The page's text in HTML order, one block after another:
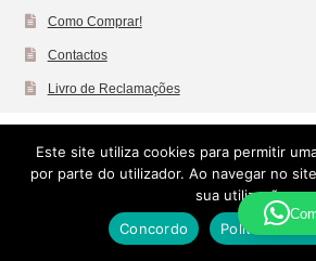
Como Comprar!
Contactos
Livro de Reclamações
Loja
Minha conta
Política de privacidade
Este site utiliza cookies para permitir
por parte do utilizador. Ao navegar no
sua utilização.
Concordo
Política de